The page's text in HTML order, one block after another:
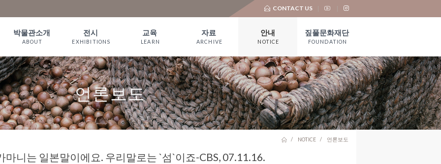
CONTACT US
박물관소개
ABOUT
인사말
WELCOME
짚풀문화 이야
기
관람안내
전시
EXHIBITIONS
상설전시
기획전시
온라인전시
교육
LEARN
짚풀 프로그램
체험예약
예약확인
자료
ARCHIVE
소장품
서 적
안내
NOTICE
공지사항
언론보도
대 관
유물기증
짚풀문화재단
FOUNDATION
재단 소개
기부금 모금 및
활용실적
언론보도
NOTICE 언론보도
마니는 일본말이에요. 우리말로는 `섬`이죠-CBS, 07.11.16.